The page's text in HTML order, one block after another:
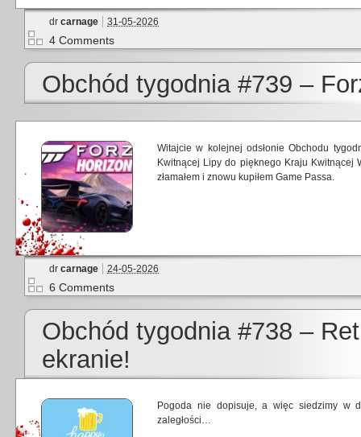
dr carnage 31-05-2026
4 Comments
Obchód tygodnia #739 –
Witajcie w kolejnej odsłonie Obchodu
Kwitnącej Lipy do pięknego Kraju Kwitnącej
złamałem i znowu kupiłem Game Passa.
dr carnage 24-05-2026
6 Comments
Obchód tygodnia #738 –
ekranie!
Pogoda nie dopisuje, a więc siedzimy w
zaległości…